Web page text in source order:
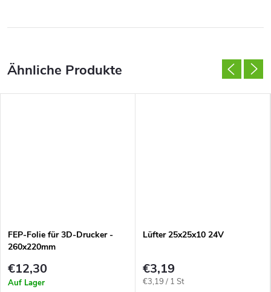
FEP-Folie für 3D-Drucker -
260x220mm
€12,30
Auf Lager
Lüfter 25x25x10 24V
€3,19
Verkaufspreis:
€3,19 / 1 St